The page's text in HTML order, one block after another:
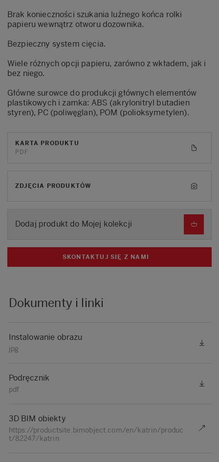
Brak konieczności szukania luźnego końca rolki
papieru wewnątrz otworu dozownika.
Bezpieczny system cięcia.
Wiele różnych opcji papieru, zarówno z wkładem, jak i
bez niego.
Główne surowce do produkcji głównych elementów
plastikowych i zamka: ABS (akrylonitryl butadien
styren), PC (poliwęglan), POM (polioksymetylen).
KARTA PRODUKTU
PDF
ZDJĘCIA PRODUKTÓW
Dodaj produkt do Mojej kolekcji
SKONTAKTUJ SIĘ Z NAMI
Dokumenty i linki
Instalowanie obrazu
jpg
Podręcznik
pdf
3D BIM obiekty
https://productsite.bimobject.com/en/katrin/produc
t/82247/katrin